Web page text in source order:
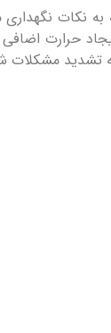
به نکات
تشدید